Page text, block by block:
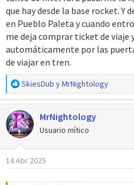
que hay desde la base rocket. Y
en Pueblo Paleta y cuando
me deja comprar ticket de viaje
automáticamente por las
de viajar en tren.
R
e
a
c
c
i
o
n
SkiesDub yMrNightology
MrNightology
Usuario mítico
14 Abr 2025